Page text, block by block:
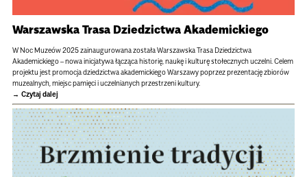
Warszawska Trasa Dziedzictwa Akademickiego
W Noc Muzeów 2025 zainaugurowana została Warszawska Trasa Dziedzictwa
Akademickiego – nowa inicjatywa łącząca historię, naukę i kulturę stołecznych uczelni. Celem
projektu jest promocja dziedzictwa akademickiego Warszawy poprzez prezentację zbiorów
muzealnych, miejsc pamięci i uczelnianych przestrzeni kultury.
Czytaj dalej